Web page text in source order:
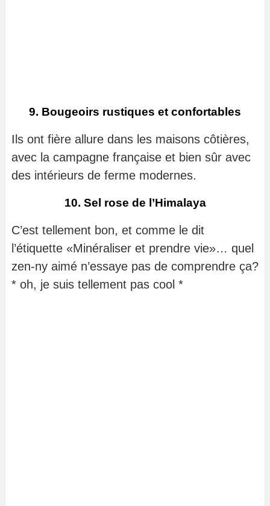
9. Bougeoirs rustiques et confortables
Ils ont fière allure dans les maisons côtières,
avec la campagne française et bien sûr avec
des intérieurs de ferme modernes.
10. Sel rose de l’Himalaya
C’est tellement bon, et comme le dit
l’étiquette «Minéraliser et prendre vie»… quel
zen-ny aimé n’essaye pas de comprendre ça?
* oh, je suis tellement pas cool *